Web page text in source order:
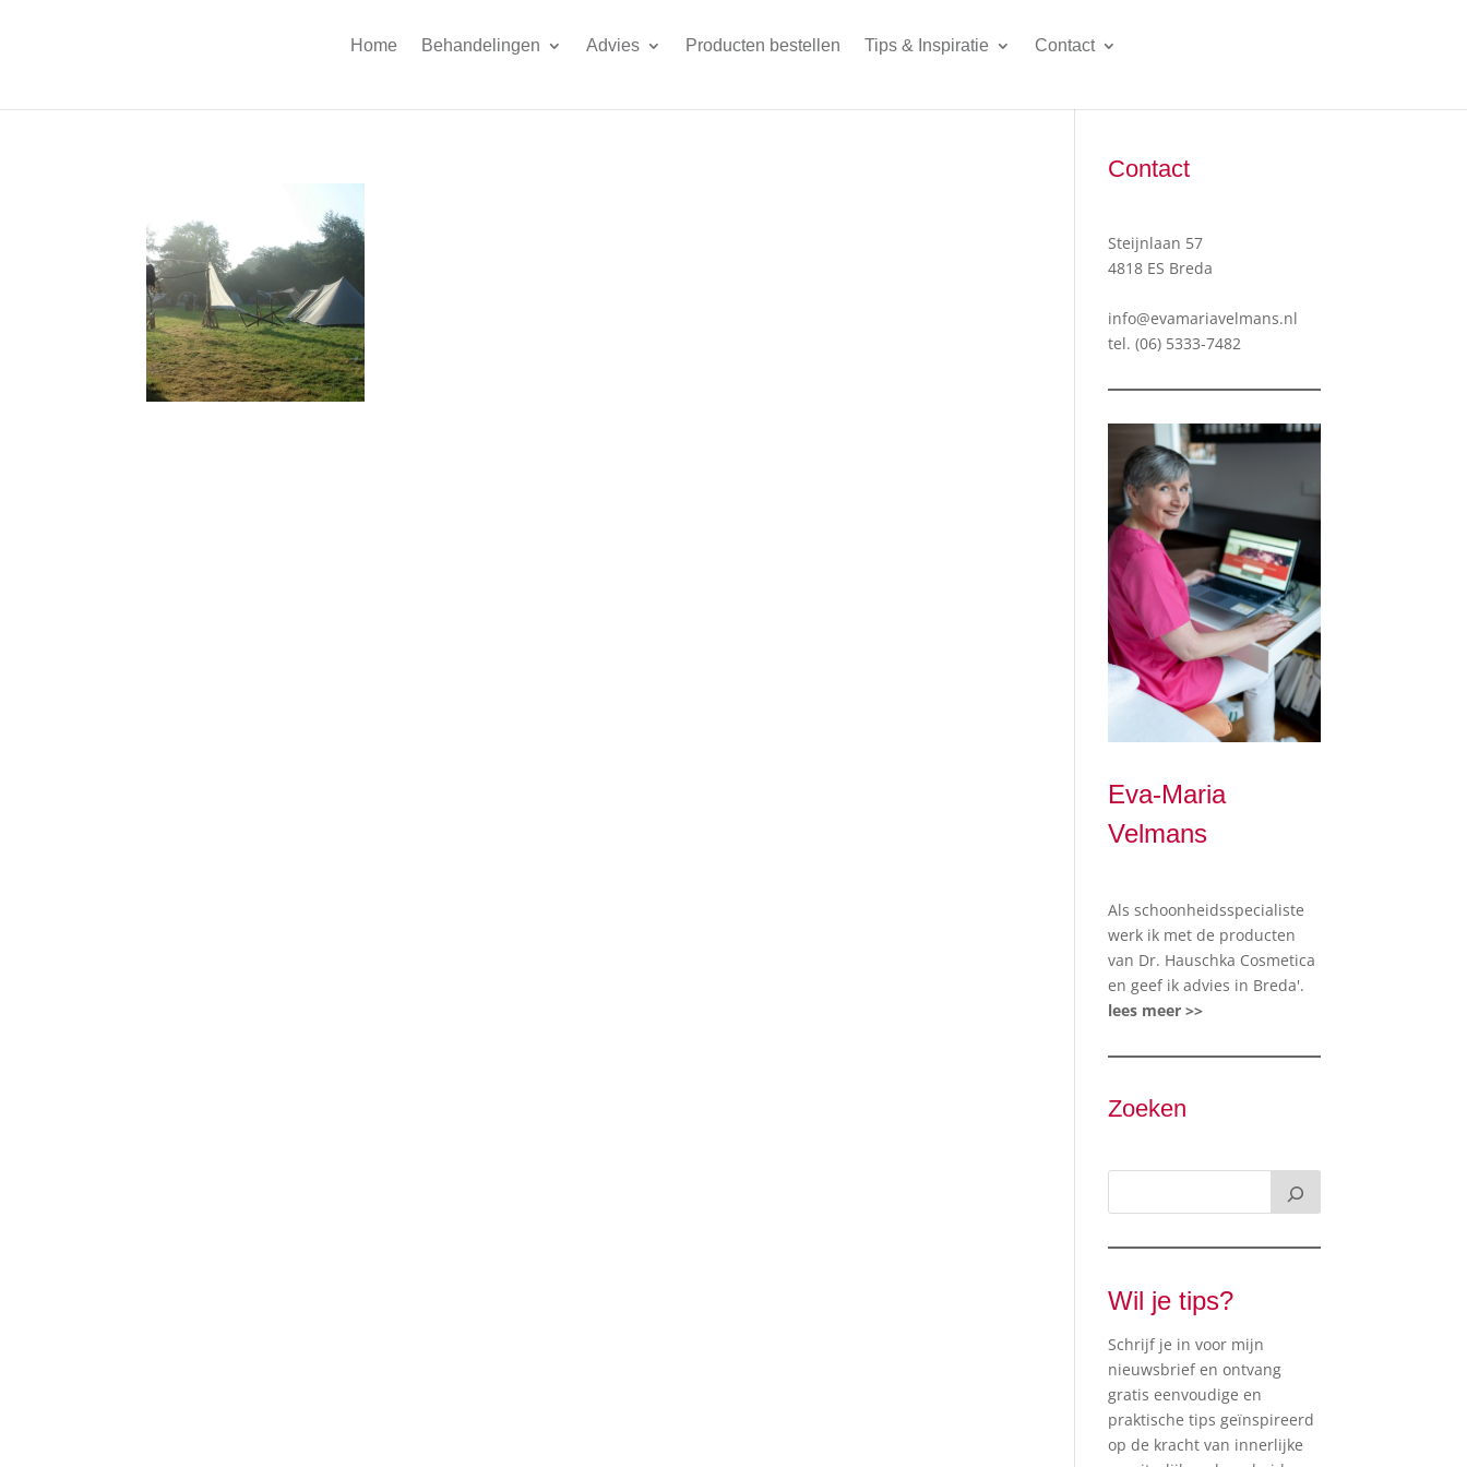
Home Behandelingen Advies Producten bestellen Tips & Inspiratie Contact
Contact
Steijnlaan 57
4818 ES Breda
info@evamariavelmans.nl
tel.(06) 5333-7482
Eva-Maria
Velmans
Als schoonheidsspecialiste
werk ik met de producten
van Dr. Hauschka Cosmetica
en geef ik advies in Breda'.
lees meer >>
Zoeken
Wil je tips?
Schrijf je in voor mijn
nieuwsbrief en ontvang
gratis eenvoudige en
praktische tips geïnspireerd
op de kracht van innerlijke